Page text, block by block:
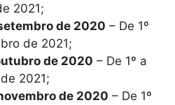
2021;
de 2020 – De 1º
de 2021;
de 2020 – De 1º a
2021;
de 2020 – De 1º